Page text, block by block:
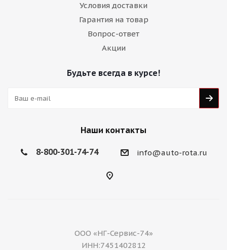
Условия доставки
Гарантия на товар
Вопрос-ответ
Акции
Будьте всегда в курсе!
Наши контакты
8-800-301-74-74 info@auto-rota.ru
ООО «НГ-Сервис-74»
ИНН:7451402812